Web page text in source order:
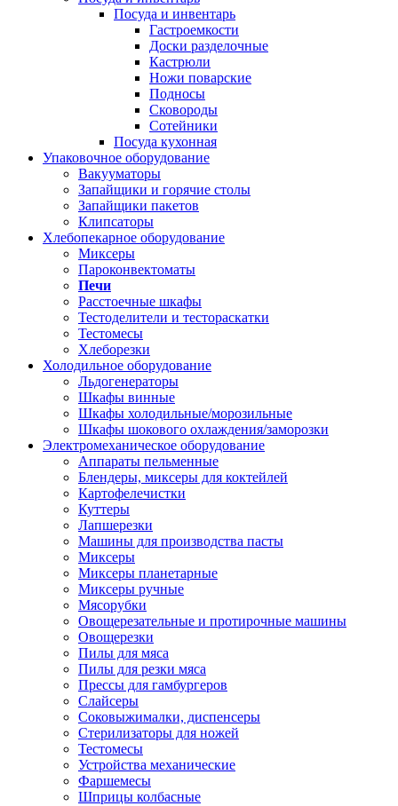
Посуда и инвентарь
Гастроемкости
Доски разделочные
Кастрюли
Ножи поварские
Подносы
Сковороды
Сотейники
Посуда кухонная
Упаковочное оборудование
Вакууматоры
Запайщики и горячие столы
Запайщики пакетов
Клипсаторы
Хлебопекарное оборудование
Миксеры
Пароконвектоматы
Печи
Расстоечные шкафы
Тестоделители и тестораскатки
Тестомесы
Хлеборезки
Холодильное оборудование
Льдогенераторы
Шкафы винные
Шкафы холодильные/морозильные
Шкафы шокового охлаждения/заморозки
Электромеханическое оборудование
Аппараты пельменные
Блендеры, миксеры для коктейлей
Картофелечистки
Куттеры
Лапшерезки
Машины для производства пасты
Миксеры
Миксеры планетарные
Миксеры ручные
Мясорубки
Овощерезательные и протирочные машины
Овощерезки
Пилы для мяса
Пилы для резки мяса
Прессы для гамбургеров
Слайсеры
Соковыжималки, диспенсеры
Стерилизаторы для ножей
Тестомесы
Устройства механические
Фаршемесы
Шприцы колбасные